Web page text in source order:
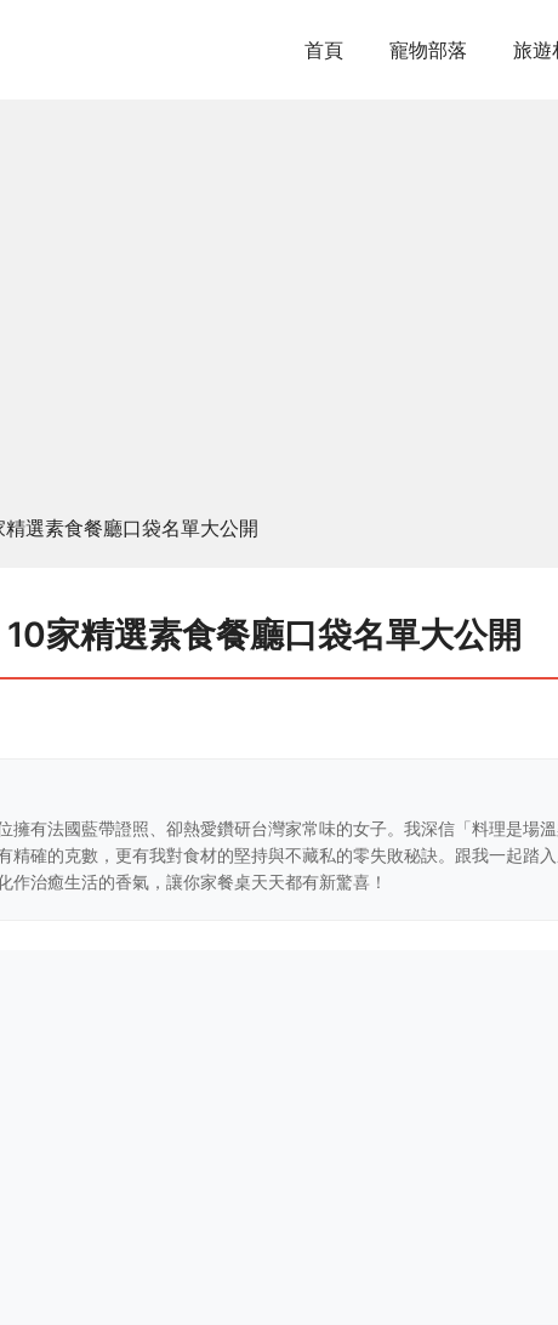
首頁 寵物部落 旅遊
選素食餐廳口袋名單大公開
家精選素食餐廳口袋名單大公開
擁有法國藍帶證照、卻熱愛鑽研台灣家常味的女子。我深信「料理是場
精確的克數，更有我對食材的堅持與不藏私的零失敗秘訣。跟我一起踏
作治癒生活的香氣，讓你家餐桌天天都有新驚喜！